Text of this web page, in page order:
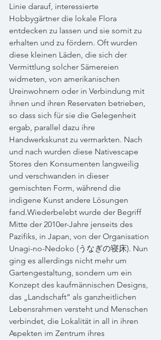
Linie darauf, interessierte
Hobbygärtner die lokale Flora
entdecken zu lassen und sie somit zu
erhalten und zu fördern. Oft wurden
diese kleinen Läden, die sich der
Vermittlung solcher Sämereien
widmeten, von amerikanischen
Ureinwohnern oder in Verbindung mit
ihnen und ihren Reservaten betrieben,
so dass sich für sie die Gelegenheit
ergab, parallel dazu ihre
Handwerkskunst zu vermarkten. Nach
und nach wurden diese Nativescape
Stores den Konsumenten langweilig
und verschwanden in dieser
gemischten Form, während die
indigene Kunst andere Lösungen
fand.Wiederbelebt wurde der Begriff
Mitte der 2010er-Jahre jenseits des
Pazifiks, in Japan, von der Organisation
Unagi-no-Nedoko (うなぎの寝床). Nun
ging es allerdings nicht mehr um
Gartengestaltung, sondern um ein
Konzept des kaufmännischen Designs,
das „Landschaft“ als ganzheitlichen
Lebensrahmen versteht und Menschen
verbindet, die Lokalität in all in ihren
Aspekten im Zentrum ihres